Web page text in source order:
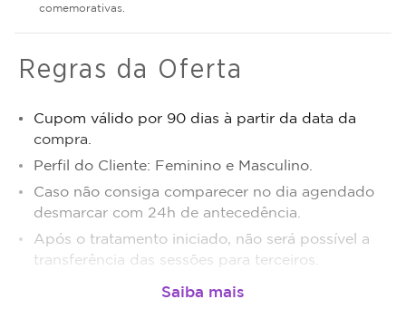
comemorativas.
Regras da Oferta
Cupom válido por 90 dias à partir da data da
compra.
Perfil do Cliente: Feminino e Masculino.
Caso não consiga comparecer no dia agendado
desmarcar com 24h de antecedência.
Após o tratamento iniciado, não será possível a
transferência das sessões para terceiros.
Sujeito a disponibilidade de dias e horários.